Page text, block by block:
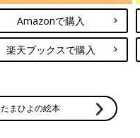
Amazonで購入
楽天ブックスで購入
たまひよの絵本